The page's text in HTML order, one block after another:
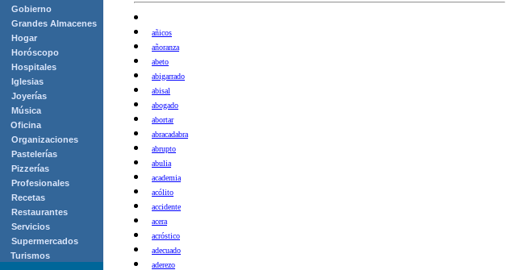
Gobierno
Grandes Almacenes
Hogar
Horóscopo
Hospitales
Iglesias
Joyerías
Música
Oficina
Organizaciones
Pastelerías
Pizzerías
Profesionales
Recetas
Restaurantes
Servicios
Supermercados
Turismos
añicos
añoranza
abeto
abigarrado
abisal
abogado
abortar
abracadabra
abrupto
abulia
academia
acólito
accidente
acera
acróstico
adecuado
aderezo